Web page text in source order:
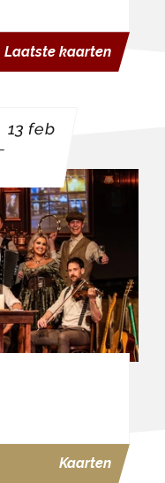
Laatste kaarten
13 feb
Kaarten